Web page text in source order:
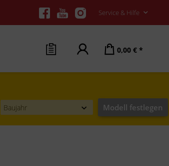
Service & Hilfe
0,00 € *
Modell festlegen